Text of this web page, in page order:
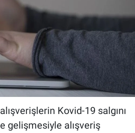
Kovid-19 salgını
gelişmesiyle alışveriş